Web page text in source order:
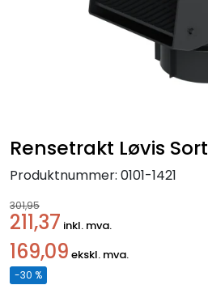
Rensetrakt Løvis Sort
Produktnummer: 0101-1421
301,95
211,37 inkl. mva.
169,09 ekskl. mva.
-30 %